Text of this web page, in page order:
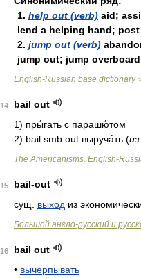
1. help out (verb) aid;
lend a helping hand;
2. jump out (verb)
jump out; jump
English-Russian base dictionary>
14
bail out
1) пры́гать с парашю́том
2) bail smb out выруча́ть (
The Americanisms. English-
15
bail-out
сущ. выход из
Большой англо-русский и
16
bail out
• вычерпывать